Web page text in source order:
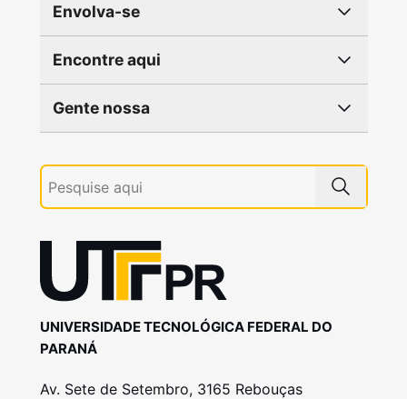
Envolva-se
Encontre aqui
Gente nossa
UNIVERSIDADE TECNOLÓGICA FEDERAL DO
PARANÁ
Av. Sete de Setembro, 3165 Rebouças